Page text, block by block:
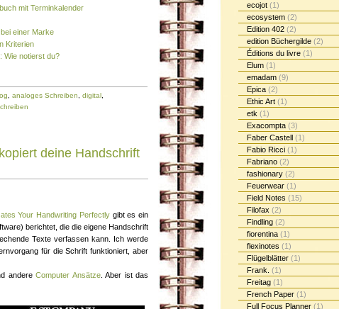
mit Terminkalender
einer Marke
Kriterien
Wie notierst du?
analoges Schreiben digital
deine Handschrift
Your Handwriting Perfectlygibt es ein
berichtet, die die eigene Handschrift
Texte verfassen kann. Ich werde
für die Schrift funktioniert, aber
andereComputer Ansätze. Aber ist das
ecojot (1)
ecosystem (2)
Edition 402 (2)
edition Büchergilde (2)
Éditions du livre (1)
Elum (1)
emadam (9)
Epica (2)
Ethic Art (1)
etk (1)
Exacompta (3)
Faber Castell (1)
Fabio Ricci (1)
Fabriano (2)
fashionary (2)
Feuerwear (1)
Field Notes (15)
Filofax (2)
Findling (2)
fiorentina (1)
flexinotes (1)
Flügelblätter (1)
Frank. (1)
Freitag (1)
French Paper (1)
Full Focus Planner (1)